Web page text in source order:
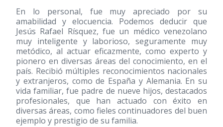
En lo personal, fue muy apreciado por su
amabilidad y elocuencia. Podemos deducir que
Jesús Rafael Rísquez, fue un médico venezolano
muy inteligente y laborioso, seguramente muy
metódico, al actuar eficazmente, como experto y
pionero en diversas áreas del conocimiento, en el
país. Recibió múltiples reconocimientos nacionales
y extranjeros, como de España y Alemania. En su
vida familiar, fue padre de nueve hijos, destacados
profesionales, que han actuado con éxito en
diversas áreas, como fieles continuadores del buen
ejemplo y prestigio de su familia.